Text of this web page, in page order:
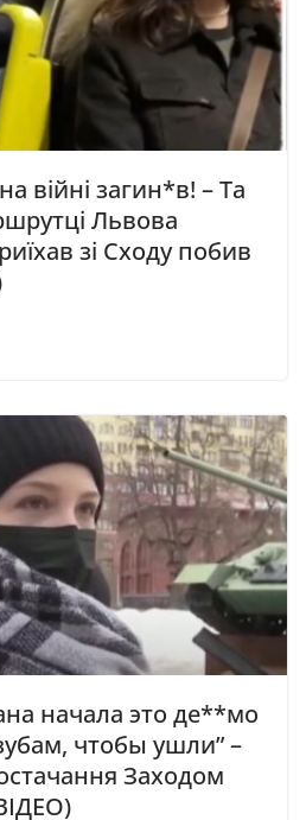
війні загин*в! – Та
Львова
зі Сходу побив
начала это де**мо
чтобы ушли” –
Заходом